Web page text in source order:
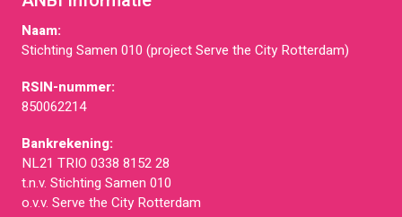
Naam:
Stichting Samen 010 (project Serve the City Rotterdam)
RSIN-nummer:
850062214
Bankrekening:
NL21 TRIO 0338 8152 28
t.n.v. Stichting Samen 010
o.v.v. Serve the City Rotterdam